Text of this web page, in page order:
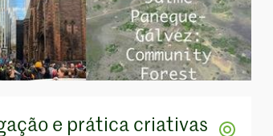
e prática criativas